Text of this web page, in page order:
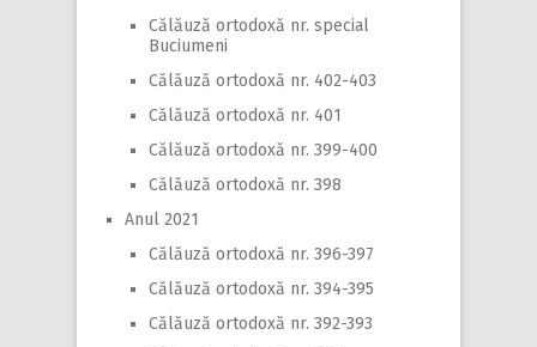
Călăuză ortodoxă nr. special
Buciumeni
Călăuză ortodoxă nr. 402-403
Călăuză ortodoxă nr. 401
Călăuză ortodoxă nr. 399-400
Călăuză ortodoxă nr. 398
Anul 2021
Călăuză ortodoxă nr. 396-397
Călăuză ortodoxă nr. 394-395
Călăuză ortodoxă nr. 392-393